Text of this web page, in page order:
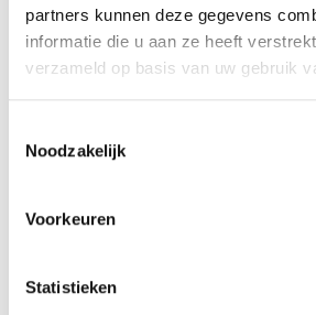
partners kunnen deze gegevens
informatie die u aan ze heeft
verzameld op basis van uw gebruik
Noodzakelijk
Voorkeuren
Statistieken
JOSJE
BABYBUIK